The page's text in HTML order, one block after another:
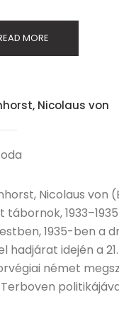
MORE
Nicolaus von
Nicolaus von
tábornok,
1935-ben a
hadjárat idején a
német